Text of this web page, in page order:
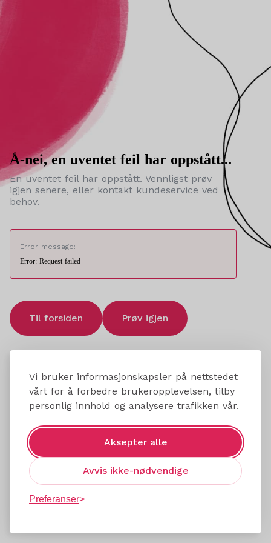
Vi bruker informasjonskapsler på nettstedet
vårt for å forbedre brukeropplevelsen, tilby
personlig innhold og analysere trafikken vår.
Aksepter alle
Avvis ikke-nødvendige
Preferanser
Å-nei, en uventet feil har oppstått...
En uventet feil har oppstått. Vennligst prøv
igjen senere, eller kontakt kundeservice ved
behov.
Error message:
Error: Request failed
Til forsiden Prøv igjen